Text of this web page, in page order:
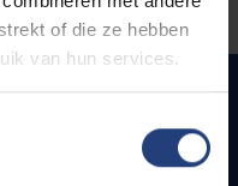
of die ze hebben
van hun services.